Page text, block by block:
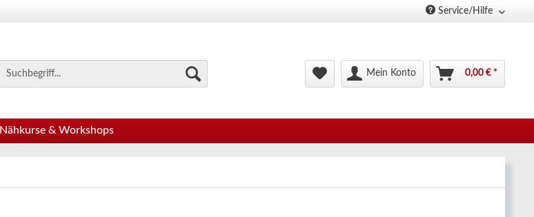
Service/Hilfe
Mein Konto 0,00 € *
Nähkurse & Workshops